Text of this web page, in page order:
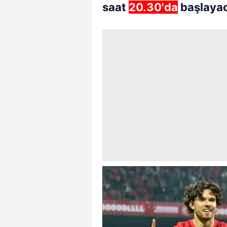
saat 20.30'da